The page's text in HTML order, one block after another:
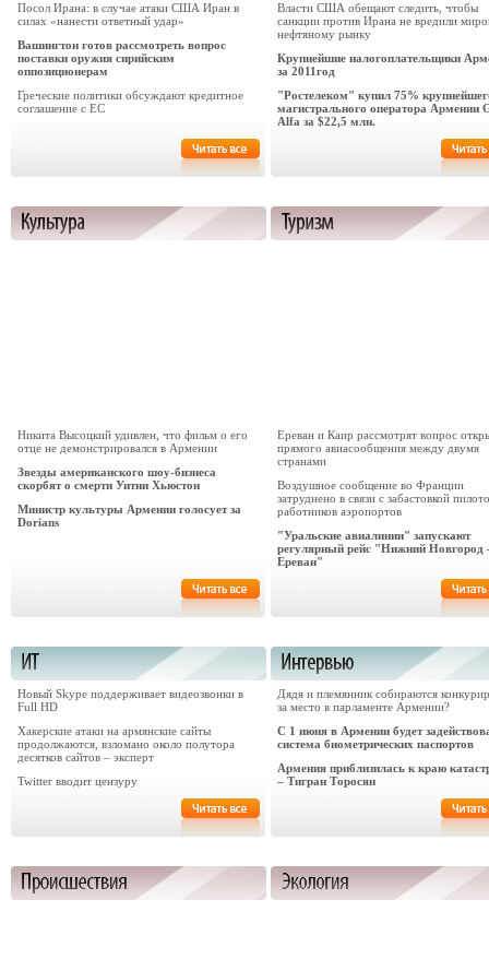
Посол Ирана: в случае атаки США Иран в
силах «нанести ответный удар»
Вашингтон готов рассмотреть вопрос
поставки оружия сирийским
оппозиционерам
Греческие политики обсуждают кредитное
соглашение с ЕС
Власти США обещают следить, чтобы
санкции против Ирана не вредили
нефтяному рынку
Крупнейшие налогоплательщики
за 2011год
"Ростелеком" купил 75%
магистрального оператора Армении
Alfa за $22,5 млн.
Никита Высоцкий удивлен, что фильм о его
отце не демонстрировался в Армении
Звезды американского шоу-бизнеса
скорбят о смерти Уитни Хьюстон
Министр культуры Армении голосует за
Dorians
Ереван и Каир рассмотрят вопрос
прямого авиасообщения между двумя
странами
Воздушное сообщение во Франции
затруднено в связи с забастовкой
работников аэропортов
"Уральские авиалинии" запускают
регулярный рейс "Нижний Новгород
Ереван"
Новый Skype поддерживает видеозвонки в
Full HD
Хакерские атаки на армянские сайты
продолжаются, взломано около полутора
десятков сайтов – эксперт
Twitter вводит цензуру
Дядя и племянник собираются
за место в парламенте Армении?
С 1 июня в Армении будет
система биометрических паспортов
Армения приблизилась к краю
– Тигран Торосян